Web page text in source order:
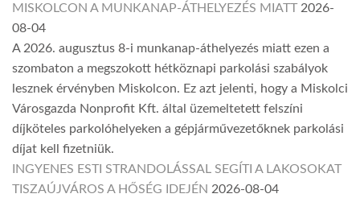
MISKOLCON A MUNKANAP-ÁTHELYEZÉS MIATT 2026-
08-04
A 2026. augusztus 8-i munkanap-áthelyezés miatt ezen a
szombaton a megszokott hétköznapi parkolási szabályok
lesznek érvényben Miskolcon. Ez azt jelenti, hogy a Miskolci
Városgazda Nonprofit Kft. által üzemeltetett felszíni
díjköteles parkolóhelyeken a gépjárművezetőknek parkolási
díjat kell fizetniük.
INGYENES ESTI STRANDOLÁSSAL SEGÍTI A LAKOSOKAT
TISZAÚJVÁROS A HŐSÉG IDEJÉN 2026-08-04